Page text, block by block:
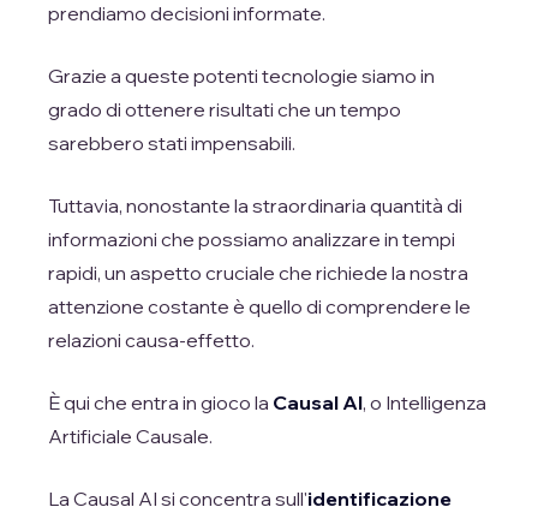
prendiamo decisioni informate.
Grazie a queste potenti tecnologie siamo in
grado di ottenere risultati che un tempo
sarebbero stati impensabili.
Tuttavia, nonostante la straordinaria quantità di
informazioni che possiamo analizzare in tempi
rapidi, un aspetto cruciale che richiede la nostra
attenzione costante è quello di comprendere le
relazioni causa-effetto.
È qui che entra in gioco la Causal AI, o Intelligenza
Artificiale Causale.
La Causal AI si concentra sull'identificazione